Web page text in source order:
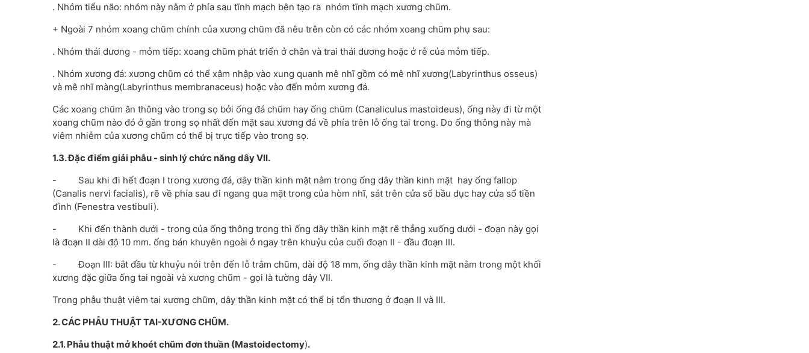
. Nhóm tiểu não: nhóm này nằm ở phía sau tĩnh mạch bên tạo ra nhóm tĩnh mạch xương chũm.
+ Ngoài 7 nhóm xoang chũm chính của xương chũm đã nêu trên còn có các nhóm xoang chũm phụ sau:
. Nhóm thái dương - mỏm tiếp: xoang chũm phát triển ở chân và trai thái dương hoặc ở rễ của mỏm tiếp.
. Nhóm xương đá: xương chũm có thể xâm nhập vào xung quanh mê nhĩ gồm có mê nhĩ xương(Labyrinthus osseus)
và mê nhĩ màng(Labyrinthus membranaceus) hoặc vào đến mỏm xương đá.
Các xoang chũm ăn thông vào trong sọ bởi ống đá chũm hay ống chũm (Canaliculus mastoideus), ống này đi từ một
xoang chũm nào đó ở gần trong sọ nhất đến mặt sau xương đá về phía trên lỗ ống tai trong. Do ống thông này mà
viêm nhiễm của xương chũm có thể bị trực tiếp vào trong sọ.
1.3. Đặc điểm giải phẫu - sinh lý chức năng dây VII.
- Sau khi đi hết đoạn I trong xương đá, dây thần kinh mặt nằm trong ống dây thần kinh mặt hay ống fallop
(Canalis nervi facialis), rẽ về phía sau đi ngang qua mặt trong của hòm nhĩ, sát trên cửa sổ bầu dục hay cửa sổ tiền
đình (Fenestra vestibuli).
- Khi đến thành dưới - trong của ống thông trong thì ống dây thần kinh mặt rẽ thẳng xuống dưới - đoạn này gọi
là đoạn II dài độ 10 mm. ống bán khuyên ngoài ở ngay trên khuỷu của cuối đoạn II - đầu đoạn III.
- Đoạn III: bắt đầu từ khuỷu nói trên đến lỗ trâm chũm, dài độ 18 mm, ống dây thần kinh mặt nằm trong một khối
xương đặc giữa ống tai ngoài và xương chũm - gọi là tường dây VII.
Trong phẫu thuật viêm tai xương chũm, dây thần kinh mặt có thể bị tổn thương ở đoạn II và III.
2. CÁC PHẪU THUẬT TAI-XƯƠNG CHŨM.
2.1. Phẫu thuật mở khoét chũm đơn thuần (Mastoidectomy).